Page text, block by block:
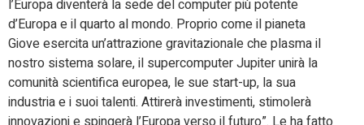
l’Europa diventerà la sede del computer più potente
d’Europa e il quarto al mondo. Proprio come il pianeta
Giove esercita un’attrazione gravitazionale che plasma il
nostro sistema solare, il supercomputer Jupiter unirà la
comunità scientifica europea, le sue start-up, la sua
industria e i suoi talenti. Attirerà investimenti, stimolerà